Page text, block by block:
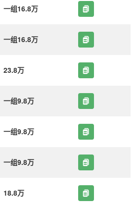
一组16.8万
一组16.8万
23.8万
一组9.8万
一组9.8万
一组9.8万
18.8万